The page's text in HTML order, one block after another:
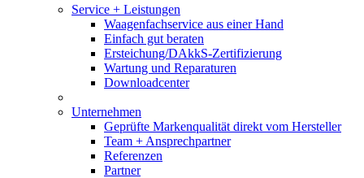
Service + Leistungen
Waagenfachservice aus einer Hand
Einfach gut beraten
Ersteichung/DAkkS-Zertifizierung
Wartung und Reparaturen
Downloadcenter
Unternehmen
Geprüfte Markenqualität direkt vom Hersteller
Team + Ansprechpartner
Referenzen
Partner